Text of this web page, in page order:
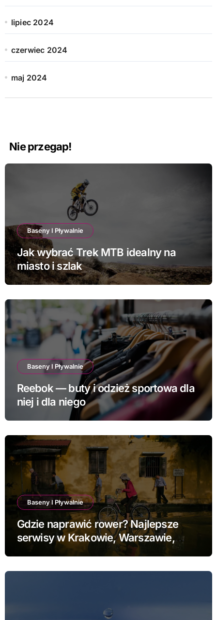
lipiec 2024
czerwiec 2024
maj 2024
Nie przegap!
Baseny I Pływalnie
Jak wybrać Trek MTB idealny na
miasto i szlak
Baseny I Pływalnie
Reebok — buty i odzież sportowa dla
niej i dla niego
Baseny I Pływalnie
Gdzie naprawić rower? Najlepsze
serwisy w Krakowie, Warszawie,
Poznaniu i Łodzi